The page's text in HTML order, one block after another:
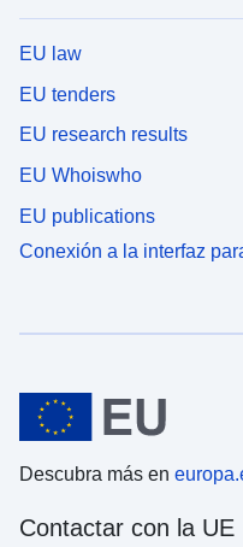
EU law
EU tenders
EU research results
EU Whoiswho
EU publications
Conexión a la interfaz
Descubra más en
Contactar con la UE